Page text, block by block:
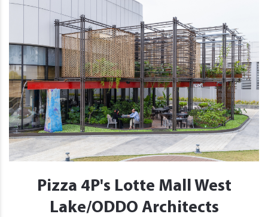
Pizza 4P's Lotte Mall West
Lake/ODDO Architects